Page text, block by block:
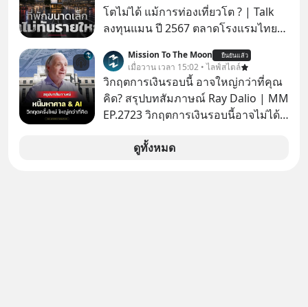
โตไม่ได้ แม้การท่องเที่ยวโต ? | Talk
ลงทุนแมน ปี 2567 ตลาดโรงแรมไทย
หรือไม่ว่า รายได้กว่า 85% กระจุกอยู่กับ
ผู้ประกอบการรายใหญ่ และมีอัตราการ
เติบโตได้ถึง 16% ขณะที่ผู้ประกอบการ
โฮสเทลและที่พักขนาดเล็ก ซึ่งมีสัดส่วน
เพียง 1.3% เท่านั้น เกิดอะไรขึ้นกับที่พัก
รายเล็ก ? อะไรคือข้อจำกัดที่ทำให้โต
Mission To The Moon ยืนยันแล้ว
เมื่อวาน เวลา 15:02 • ไลฟ์สไตล์
วิกฤตการเงินรอบนี้ อาจใหญ่กว่าที่คุณ
คิด? สรุปบทสัมภาษณ์ Ray Dalio | MM
EP.2723 วิกฤตการเงินรอบนี้อาจไม่ได้
Dalio ชายผู้เคยทำนายวิกฤตเศรษฐกิจ
ดูทั้งหมด